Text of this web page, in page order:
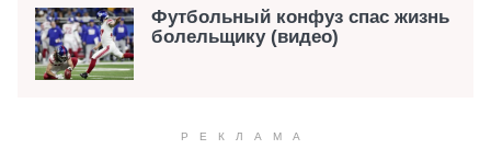
Футбольный конфуз спас жизнь
болельщику (видео)